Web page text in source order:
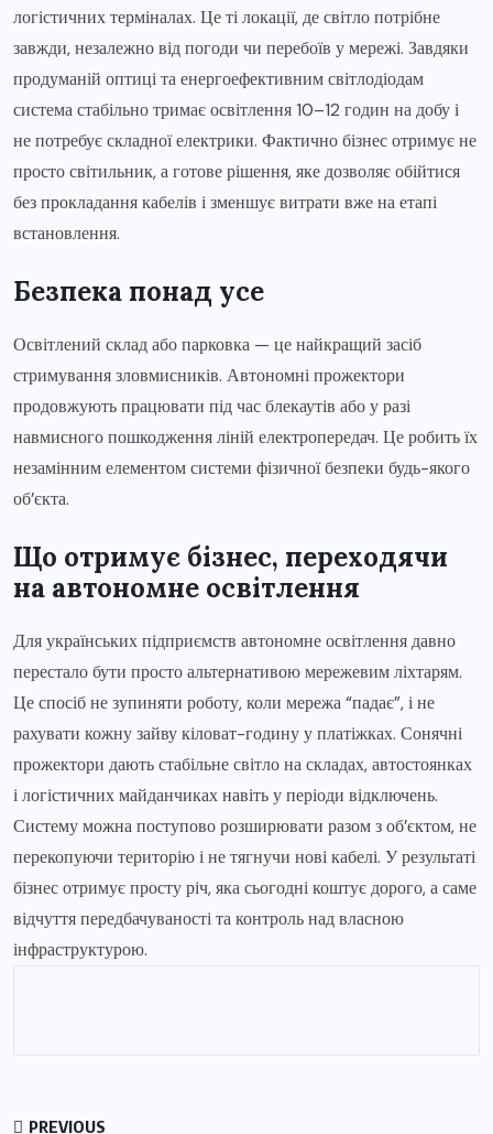
логістичних терміналах. Це ті локації, де світло потрібне
завжди, незалежно від погоди чи перебоїв у мережі. Завдяки
продуманій оптиці та енергоефективним світлодіодам
система стабільно тримає освітлення 10–12 годин на добу і
не потребує складної електрики. Фактично бізнес отримує не
просто світильник, а готове рішення, яке дозволяє обійтися
без прокладання кабелів і зменшує витрати вже на етапі
встановлення.
Безпека понад усе
Освітлений склад або парковка — це найкращий засіб
стримування зловмисників. Автономні прожектори
продовжують працювати під час блекаутів або у разі
навмисного пошкодження ліній електропередач. Це робить їх
незамінним елементом системи фізичної безпеки будь-якого
об’єкта.
Що отримує бізнес, переходячи
на автономне освітлення
Для українських підприємств автономне освітлення давно
перестало бути просто альтернативою мережевим ліхтарям.
Це спосіб не зупиняти роботу, коли мережа “падає”, і не
рахувати кожну зайву кіловат-годину у платіжках. Сонячні
прожектори дають стабільне світло на складах, автостоянках
і логістичних майданчиках навіть у періоди відключень.
Систему можна поступово розширювати разом з об’єктом, не
перекопуючи територію і не тягнучи нові кабелі. У результаті
бізнес отримує просту річ, яка сьогодні коштує дорого, а саме
відчуття передбачуваності та контроль над власною
інфраструктурою.
PREVIOUS